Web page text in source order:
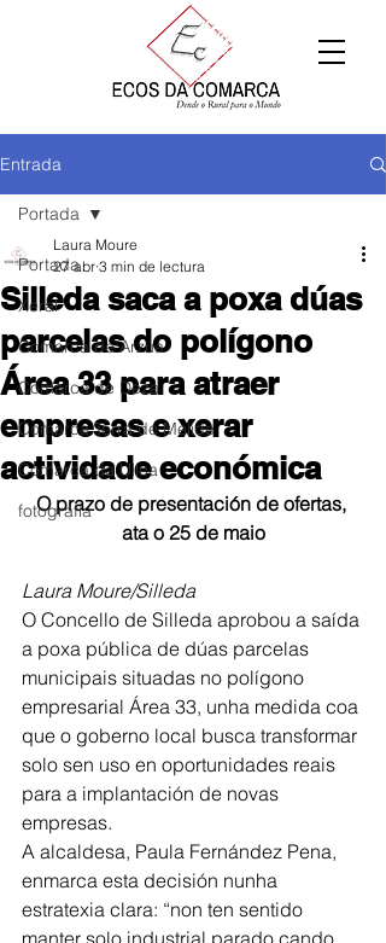
Entrada
Portada
Xeral
Comarca de Arzúa
Comarca de Deza
Comarca Terra de Melide
Comarca da Ulloa
fotografía
Portada
Silleda saca a poxa dúas
parcelas do polígono
Área 33 para atraer
empresas e xerar
actividade económica
Laura Moure
27 abr 3 min de lectura
O prazo de presentación de ofertas,
ata o 25 de maio
Laura Moure/Silleda
O Concello de Silleda aprobou a saída
a poxa pública de dúas parcelas
municipais situadas no polígono
empresarial Área 33, unha medida coa
que o goberno local busca transformar
solo sen uso en oportunidades reais
para a implantación de novas
empresas.
A alcaldesa, Paula Fernández Pena,
enmarca esta decisión nunha
estratexia clara: “non ten sentido
manter solo industrial parado cando